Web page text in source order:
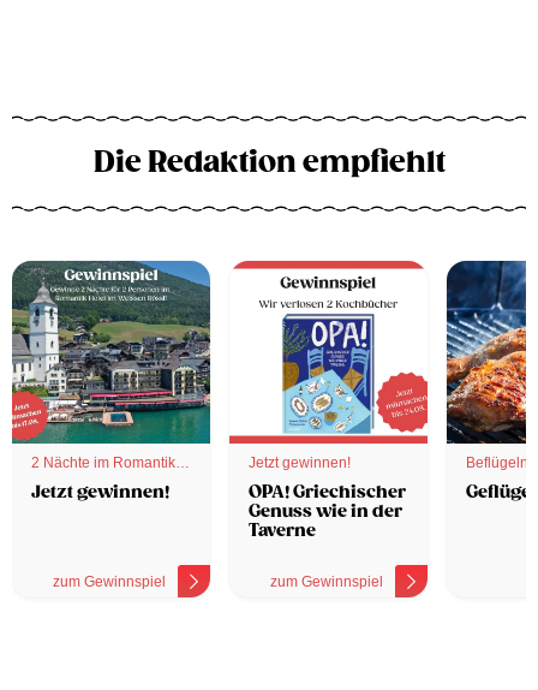
Die Redaktion empfiehlt
2 Nächte im Romantik
Hotel
Jetzt gewinnen!
zum Gewinnspiel
Jetzt gewinnen!
OPA! Griechischer
Genuss wie in der
Taverne
zum Gewinnspiel